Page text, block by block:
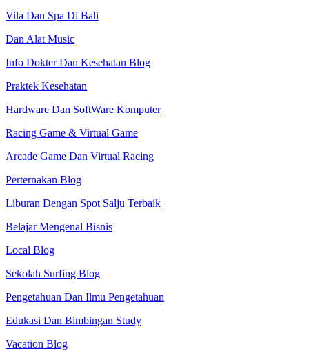
Vila Dan Spa Di Bali
Dan Alat Music
Info Dokter Dan Kesehatan Blog
Praktek Kesehatan
Hardware Dan SoftWare Komputer
Racing Game & Virtual Game
Arcade Game Dan Virtual Racing
Perternakan Blog
Liburan Dengan Spot Salju Terbaik
Belajar Mengenal Bisnis
Local Blog
Sekolah Surfing Blog
Pengetahuan Dan Ilmu Pengetahuan
Edukasi Dan Bimbingan Study
Vacation Blog